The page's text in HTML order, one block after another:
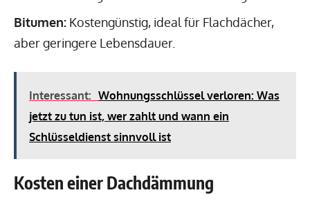
Bitumen: Kostengünstig, ideal für Flachdächer,
aber geringere Lebensdauer.
Interessant: Wohnungsschlüssel verloren: Was
jetzt zu tun ist, wer zahlt und wann ein
Schlüsseldienst sinnvoll ist
Kosten einer Dachdämmung